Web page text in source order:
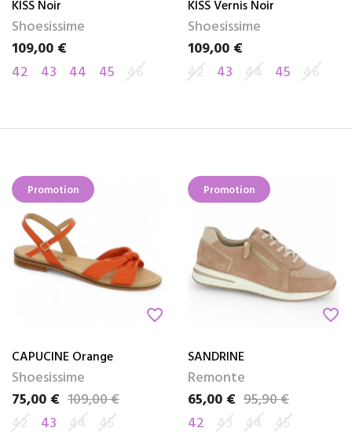
KISS Noir
Shoesissime
Prix
109,00 €
42
43 44 45 46
KISS Vernis Noir
Shoesissime
Prix
109,00 €
42
43 44 45 46
Promotion
favorite_border
CAPUCINE Orange
Shoesissime
Prix
75,00 €
Prix de base109,00 €
42
43 44 45
Promotion
favorite_border
SANDRINE
Remonte
Prix
65,00 €
Prix de base95,90 €
42 43 44 45